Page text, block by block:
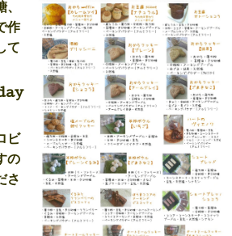
作
て
ビ
の
さ